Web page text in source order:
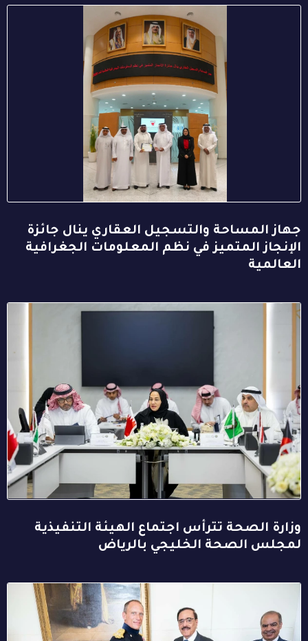
جهاز المساحة والتسجيل العقاري ينال جائزة
الإنجاز المتميز في نظم المعلومات الجغرافية
العالمية
وزارة الصحة تترأس اجتماع الهيئة التنفيذية
لمجلس الصحة الخليجي بالرياض